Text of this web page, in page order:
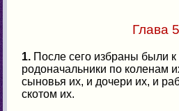
Глава 5
1. После сего избраны были
родоначальники по коленам
сыновья их, и дочери их, и
скотом их.